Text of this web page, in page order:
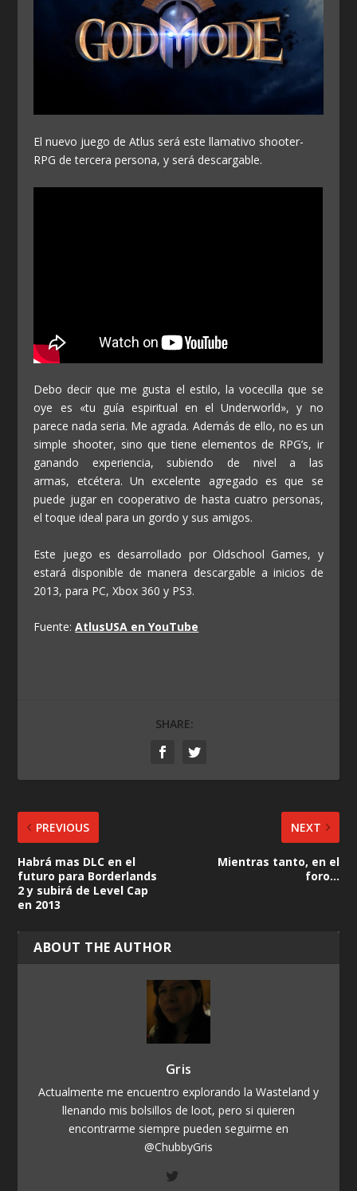
El nuevo juego de Atlus será este llamativo shooter-
RPG de tercera persona, y será descargable.
Debo decir que me gusta el estilo, la vocecilla que se
oye es «tu guía espiritual en el Underworld», y no
parece nada seria. Me agrada. Además de ello, no es un
simple shooter, sino que tiene elementos de RPG’s, ir
ganando experiencia, subiendo de nivel a las
armas, etcétera. Un excelente agregado es que se
puede jugar en cooperativo de hasta cuatro personas,
el toque ideal para un gordo y sus amigos.
Este juego es desarrollado por Oldschool Games, y
estará disponible de manera descargable a inicios de
2013, para PC, Xbox 360 y PS3.
Fuente:AtlusUSA en YouTube
SHARE:
PREVIOUS
Habrá mas DLC en el
futuro para Borderlands
2 y subirá de Level Cap
en 2013
NEXT
Mientras tanto, en el
foro…
ABOUT THE AUTHOR
Gris
Actualmente me encuentro explorando la Wasteland y
llenando mis bolsillos de loot, pero si quieren
encontrarme siempre pueden seguirme en
@ChubbyGris